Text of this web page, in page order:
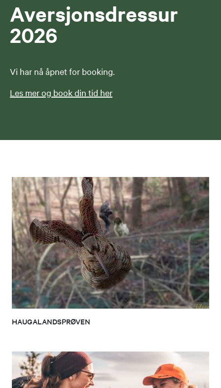
Aversjonsdressur
2026
Vi har nå åpnet for booking.
Les mer og book din tid her
HAUGALANDSPRØVEN